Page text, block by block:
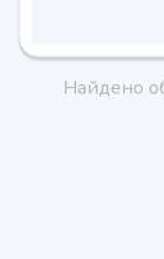
Найдено